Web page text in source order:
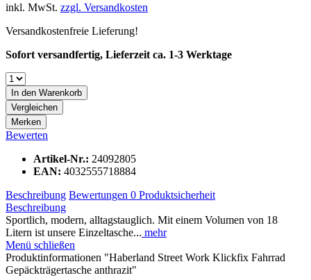
inkl. MwSt. zzgl. Versandkosten
Versandkostenfreie Lieferung!
Sofort versandfertig, Lieferzeit ca. 1-3 Werktage
In den Warenkorb
Vergleichen
Merken
Bewerten
Artikel-Nr.: 24092805
EAN: 4032555718884
Beschreibung Bewertungen 0 Produktsicherheit
Beschreibung
Sportlich, modern, alltagstauglich. Mit einem Volumen von 18
Litern ist unsere Einzeltasche... mehr
Menü schließen
Produktinformationen "Haberland Street Work Klickfix Fahrrad
Gepäckträgertasche anthrazit"